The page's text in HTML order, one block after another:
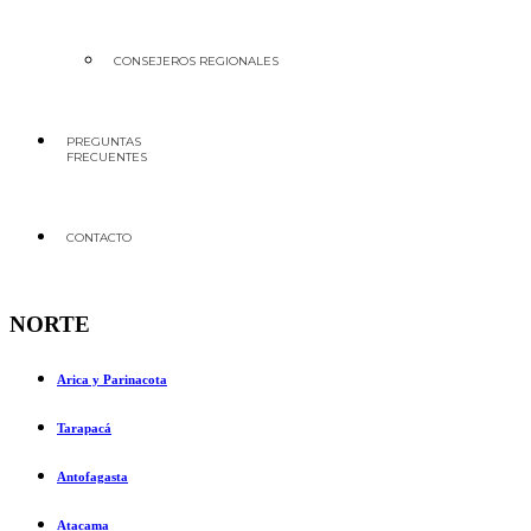
CONSEJEROS REGIONALES
PREGUNTAS
FRECUENTES
CONTACTO
NORTE
Arica y Parinacota
Tarapacá
Antofagasta
Atacama